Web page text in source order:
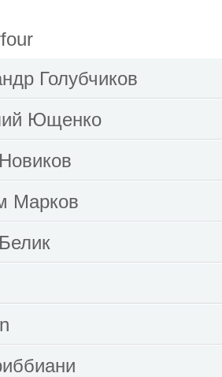
Голубчиков
Ющенко
Марков